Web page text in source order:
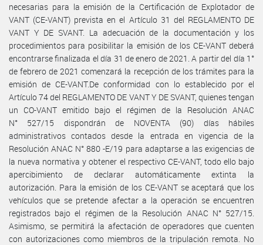
necesarias para la emisión de la Certificación de Explotador de
VANT (CE-VANT) prevista en el Artículo 31 del REGLAMENTO DE
VANT Y DE SVANT. La adecuación de la documentación y los
procedimientos para posibilitar la emisión de los CE-VANT deberá
encontrarse finalizada el día 31 de enero de 2021. A partir del día 1°
de febrero de 2021 comenzará la recepción de los trámites para la
emisión de CE-VANT.De conformidad con lo establecido por el
Artículo 74 del REGLAMENTO DE VANT Y DE SVANT, quienes tengan
un CO-VANT emitido bajo el régimen de la Resolución ANAC
N° 527/15 dispondrán de NOVENTA (90) días hábiles
administrativos contados desde la entrada en vigencia de la
Resolución ANAC N° 880 -E/19 para adaptarse a las exigencias de
la nueva normativa y obtener el respectivo CE-VANT, todo ello bajo
apercibimiento de declarar automáticamente extinta la
autorización. Para la emisión de los CE-VANT se aceptará que los
vehículos que se pretende afectar a la operación se encuentren
registrados bajo el régimen de la Resolución ANAC N° 527/15.
Asimismo, se permitirá la afectación de operadores que cuenten
con autorizaciones como miembros de la tripulación remota. No